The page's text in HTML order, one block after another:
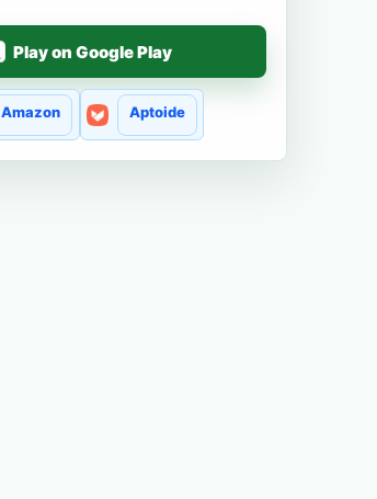
Play on Google Play
Amazon Aptoide